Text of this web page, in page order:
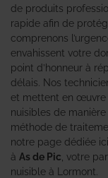
de produits
rapide afin de
comprenons
envahissent votre
point d’honneur à
délais. Nos
et mettent en œuvre
nuisibles de
méthode de
notre page dédiée
à As de Pic , votre
nuisible à Lormont.